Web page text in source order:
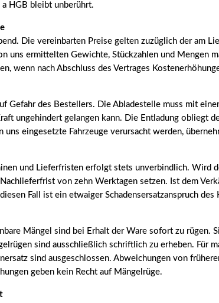
HGB bleibt unberührt.
Die vereinbarten Preise gelten zuzüglich der am
uns ermittelten Gewichte, Stückzahlen und Mengen
wenn nach Abschluss des Vertrages
Gefahr des Bestellers. Die Abladestelle muss mit
ungehindert gelangen kann. Die Entladung obliegt
uns eingesetzte Fahrzeuge verursacht werden,
und Lieferfristen erfolgt stets unverbindlich. Wird
von zehn Werktagen setzen. Ist dem
Fall ist ein etwaiger Schadensersatzanspruch
Mängel sind bei Erhalt der Ware sofort zu
sind ausschließlich schriftlich zu erheben. Für
sind ausgeschlossen. Abweichungen von
geben kein Recht auf Mängelrüge.